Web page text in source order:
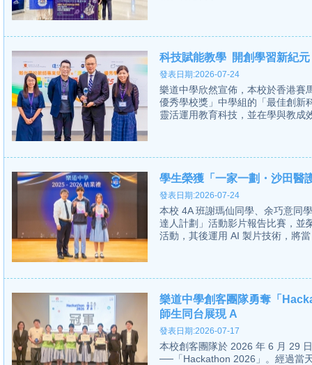
科技賦能教學 開創學習新紀元
發表日期:2026-07-24
樂道中學欣然宣佈，本校於香港賽
優秀學校獎」中學組的「最佳創新
靈活運用教育科技，並在學與教成
學生榮獲「一家一劃・沙田醫
發表日期:2026-07-24
本校 4A 班謝瑪仙同學、余巧意同
達人計劃」活動影片報告比賽，並
活動，其後運用 AI 製片技術，將
樂道中學創客團隊勇奪「
師生同台展現 A
發表日期:2026-07-17
本校創客團隊於 2026 年 6 月 29
──「Hackathon 2026」。經過當